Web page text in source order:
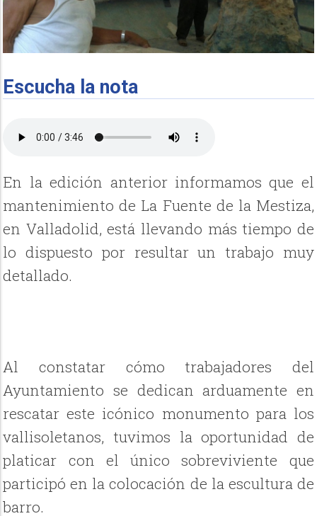
Escucha la nota
En la edición anterior informamos que el
mantenimiento de La Fuente de la Mestiza,
en Valladolid, está llevando más tiempo de
lo dispuesto por resultar un trabajo muy
detallado.
Al constatar cómo trabajadores del
Ayuntamiento se dedican arduamente en
rescatar este icónico monumento para los
vallisoletanos, tuvimos la oportunidad de
platicar con el único sobreviviente que
participó en la colocación de la escultura de
barro.